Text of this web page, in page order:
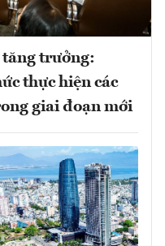
tăng trưởng:
thực hiện các
giai đoạn mới